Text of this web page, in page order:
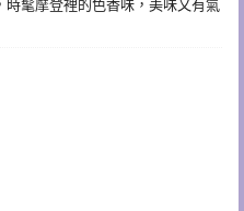
髦摩登裡的色香味，美味又有氣